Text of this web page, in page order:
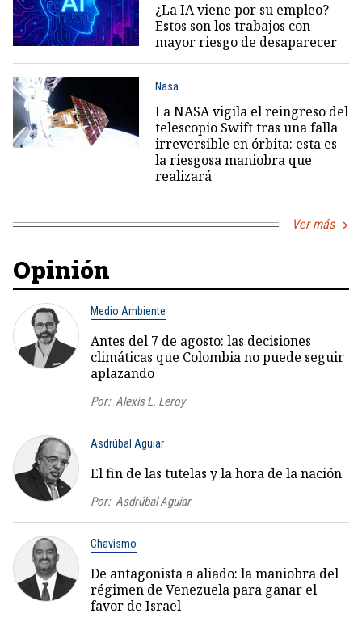
¿La IA viene por su empleo?
Estos son los trabajos con
mayor riesgo de desaparecer
Nasa
La NASA vigila el reingreso del
telescopio Swift tras una falla
irreversible en órbita: esta es
la riesgosa maniobra que
realizará
Ver más
Opinión
Medio Ambiente
Antes del 7 de agosto: las decisiones
climáticas que Colombia no puede seguir
aplazando
Por: Alexis L. Leroy
Asdrúbal Aguiar
El fin de las tutelas y la hora de la nación
Por: Asdrúbal Aguiar
Chavismo
De antagonista a aliado: la maniobra del
régimen de Venezuela para ganar el
favor de Israel